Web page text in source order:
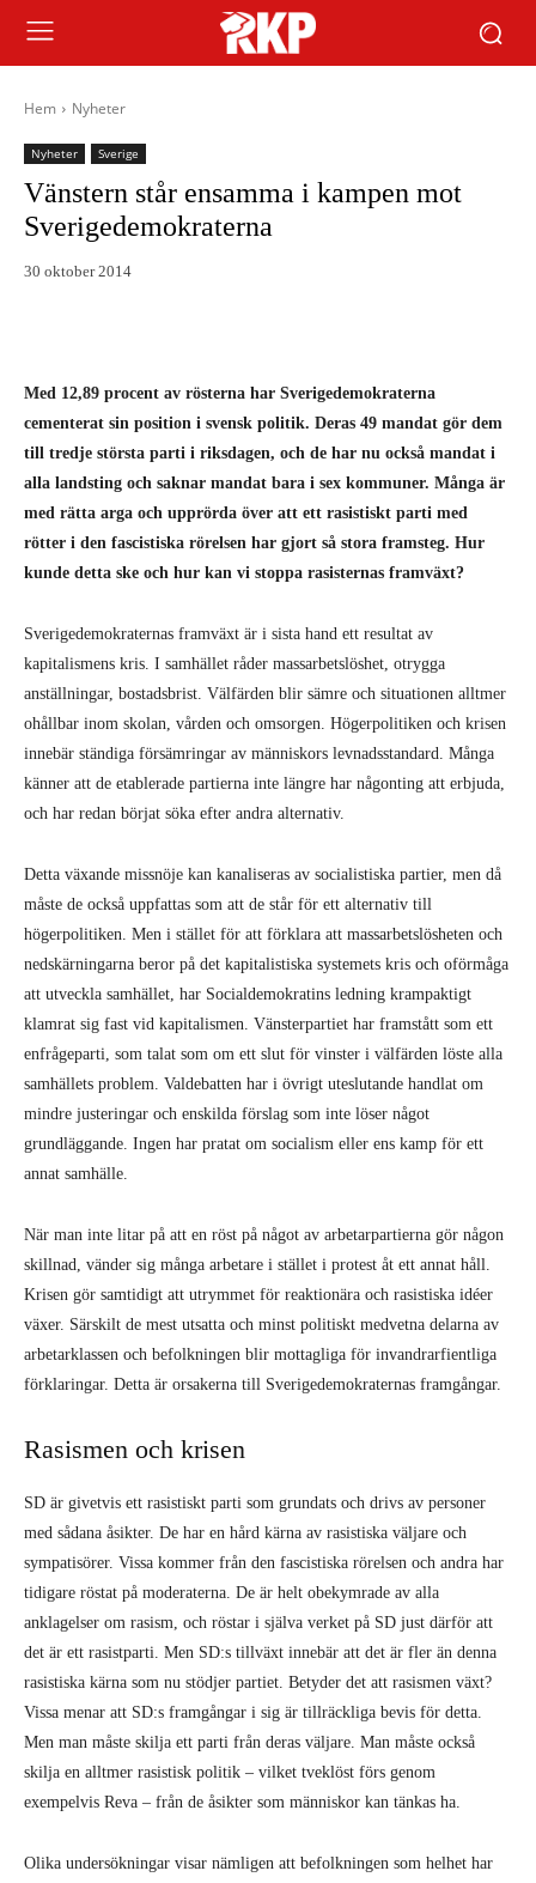
Hem Nyheter
Nyheter Sverige
Vänstern står ensamma i kampen mot
Sverigedemokraterna
30 oktober 2014
Med 12,89 procent av rösterna har Sverigedemokraterna
cementerat sin position i svensk politik. Deras 49 mandat gör dem
till tredje största parti i riksdagen, och de har nu också mandat i
alla landsting och saknar mandat bara i sex kommuner. Många är
med rätta arga och upprörda över att ett rasistiskt parti med
rötter i den fascistiska rörelsen har gjort så stora framsteg. Hur
kunde detta ske och hur kan vi stoppa rasisternas framväxt?
Sverigedemokraternas framväxt är i sista hand ett resultat av
kapitalismens kris. I samhället råder massarbetslöshet, otrygga
anställningar, bostadsbrist. Välfärden blir sämre och situationen alltmer
ohållbar inom skolan, vården och omsorgen. Högerpolitiken och krisen
innebär ständiga försämringar av människors levnadsstandard. Många
känner att de etablerade partierna inte längre har någonting att erbjuda,
och har redan börjat söka efter andra alternativ.
Detta växande missnöje kan kanaliseras av socialistiska partier, men då
måste de också uppfattas som att de står för ett alternativ till
högerpolitiken. Men i stället för att förklara att massarbetslösheten och
nedskärningarna beror på det kapitalistiska systemets kris och oförmåga
att utveckla samhället, har Socialdemokratins ledning krampaktigt
klamrat sig fast vid kapitalismen. Vänsterpartiet har framstått som ett
enfrågeparti, som talat som om ett slut för vinster i välfärden löste alla
samhällets problem. Valdebatten har i övrigt uteslutande handlat om
mindre justeringar och enskilda förslag som inte löser något
grundläggande. Ingen har pratat om socialism eller ens kamp för ett
annat samhälle.
När man inte litar på att en röst på något av arbetarpartierna gör någon
skillnad, vänder sig många arbetare i stället i protest åt ett annat håll.
Krisen gör samtidigt att utrymmet för reaktionära och rasistiska idéer
växer. Särskilt de mest utsatta och minst politiskt medvetna delarna av
arbetarklassen och befolkningen blir mottagliga för invandrarfientliga
förklaringar. Detta är orsakerna till Sverigedemokraternas framgångar.
Rasismen och krisen
SD är givetvis ett rasistiskt parti som grundats och drivs av personer
med sådana åsikter. De har en hård kärna av rasistiska väljare och
sympatisörer. Vissa kommer från den fascistiska rörelsen och andra har
tidigare röstat på moderaterna. De är helt obekymrade av alla
anklagelser om rasism, och röstar i själva verket på SD just därför att
det är ett rasistparti. Men SD:s tillväxt innebär att det är fler än denna
rasistiska kärna som nu stödjer partiet. Betyder det att rasismen växt?
Vissa menar att SD:s framgångar i sig är tillräckliga bevis för detta.
Men man måste skilja ett parti från deras väljare. Man måste också
skilja en alltmer rasistisk politik – vilket tveklöst förs genom
exempelvis Reva – från de åsikter som människor kan tänkas ha.
Olika undersökningar visar nämligen att befolkningen som helhet har